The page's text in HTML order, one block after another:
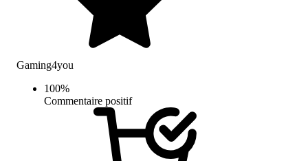
Gaming4you
100%
Commentaire positif